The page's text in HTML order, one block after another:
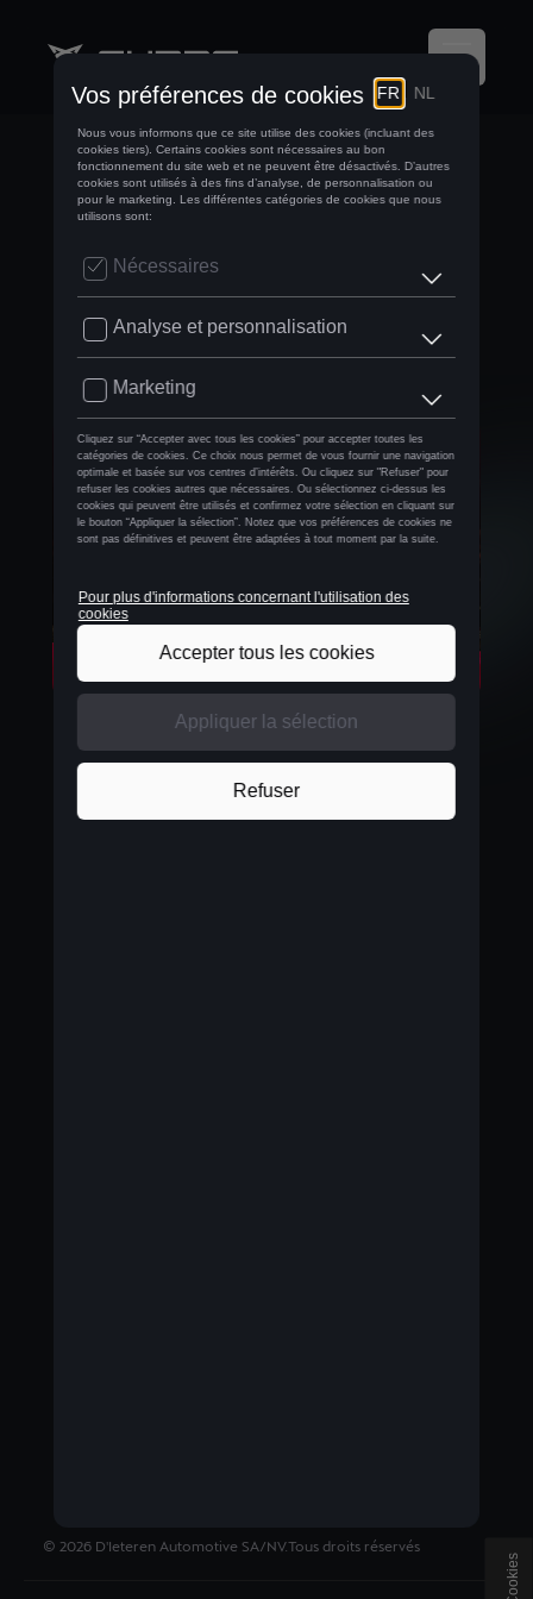
CUPRA VOLE LA
VEDETTE AU
‘FASTEST FASHION
SHOW ON EARTH’
© 2026 D'Ieteren Automotive SA/NV.Tous droits réservés
Cookies